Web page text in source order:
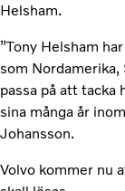
Helsham.
”Tony Helsham
som
passa på att tacka
sina många år
Johansson.
Volvo kommer nu